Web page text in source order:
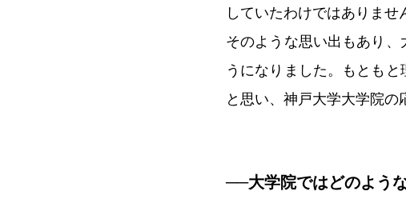
していたわけではありませ
そのような思い出もあり
うになりました。もとも
と思い、神戸大学大学院の
──大学院ではどのよう